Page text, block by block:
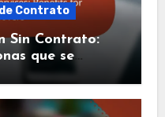
Contrato
Sin Contrato:
que se